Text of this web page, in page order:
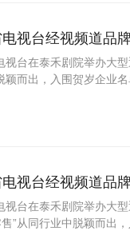
电视台经视频道品
视台在泰禾剧院举办大
颖而出，入围贺岁企业
电视台经视频道品
视台在泰禾剧院举办大
”从同行业中脱颖而出